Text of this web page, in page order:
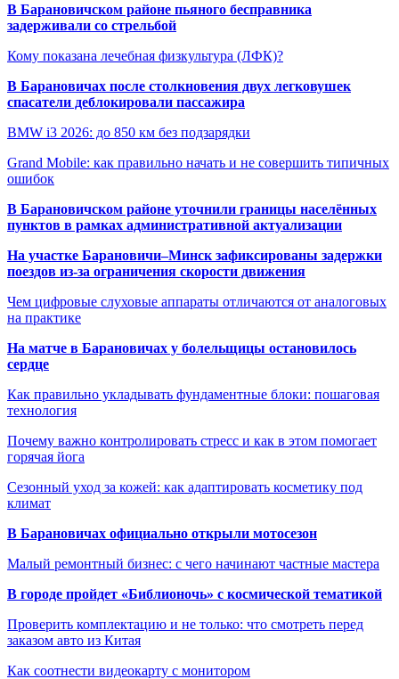
В Барановичском районе пьяного бесправника
задерживали со стрельбой
Кому показана лечебная физкультура (ЛФК)?
В Барановичах после столкновения двух легковушек
спасатели деблокировали пассажира
BMW i3 2026: до 850 км без подзарядки
Grand Mobile: как правильно начать и не совершить типичных
ошибок
В Барановичском районе уточнили границы населённых
пунктов в рамках административной актуализации
На участке Барановичи–Минск зафиксированы задержки
поездов из-за ограничения скорости движения
Чем цифровые слуховые аппараты отличаются от аналоговых
на практике
На матче в Барановичах у болельщицы остановилось
сердце
Как правильно укладывать фундаментные блоки: пошаговая
технология
Почему важно контролировать стресс и как в этом помогает
горячая йога
Сезонный уход за кожей: как адаптировать косметику под
климат
В Барановичах официально открыли мотосезон
Малый ремонтный бизнес: с чего начинают частные мастера
В городе пройдет «Библионочь» с космической тематикой
Проверить комплектацию и не только: что смотреть перед
заказом авто из Китая
Как соотнести видеокарту с монитором